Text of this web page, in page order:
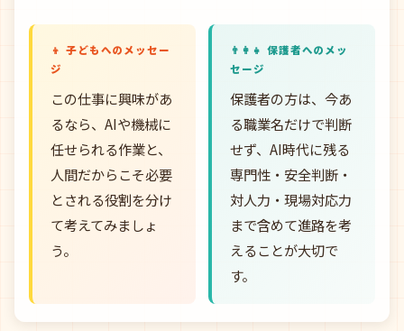
👦 子どもへのメッセー
ジ
この仕事に興味があ
るなら、AIや機械に
任せられる作業と、
人間だからこそ必要
とされる役割を分け
て考えてみましょ
う。
👨‍👩‍👧 保護者へのメッ
セージ
保護者の方は、今あ
る職業名だけで判断
せず、AI時代に残る
専門性・安全判断・
対人力・現場対応力
まで含めて進路を考
えることが大切で
す。